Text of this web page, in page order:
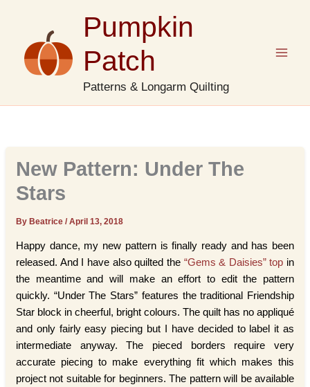
Pumpkin
Patch
Patterns & Longarm Quilting
New Pattern: Under The
Stars
By Beatrice/April 13, 2018
Happy dance, my new pattern is finally ready and has been
released. And I have also quilted the “Gems & Daisies” top in
the meantime and will make an effort to edit the pattern
quickly. “Under The Stars” features the traditional Friendship
Star block in cheerful, bright colours. The quilt has no appliqué
and only fairly easy piecing but I have decided to label it as
intermediate anyway. The pieced borders require very
accurate piecing to make everything fit which makes this
project not suitable for beginners. The pattern will be available